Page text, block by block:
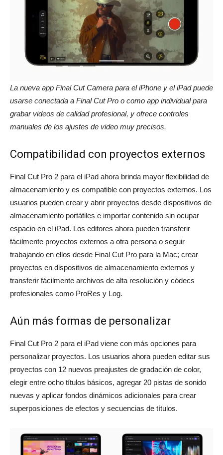
La nueva app Final Cut Camera para el iPhone y el iPad puede
usarse conectada a Final Cut Pro o como app individual para
grabar videos de calidad profesional, y ofrece controles
manuales de los ajustes de video muy precisos.
Compatibilidad con proyectos externos
Final Cut Pro 2 para el iPad ahora brinda mayor flexibilidad de
almacenamiento y es compatible con proyectos externos. Los
usuarios pueden crear y abrir proyectos desde dispositivos de
almacenamiento portátiles e importar contenido sin ocupar
espacio en el iPad. Los editores ahora pueden transferir
fácilmente proyectos externos a otra persona o seguir
trabajando en ellos desde Final Cut Pro para la Mac; crear
proyectos en dispositivos de almacenamiento externos y
transferir fácilmente archivos de alta resolución y códecs
profesionales como ProRes y Log.
Aún más formas de personalizar
Final Cut Pro 2 para el iPad viene con más opciones para
personalizar proyectos. Los usuarios ahora pueden editar sus
proyectos con 12 nuevos preajustes de gradación de color,
elegir entre ocho títulos básicos, agregar 20 pistas de sonido
nuevas y aplicar fondos dinámicos adicionales para crear
superposiciones de efectos y secuencias de títulos.